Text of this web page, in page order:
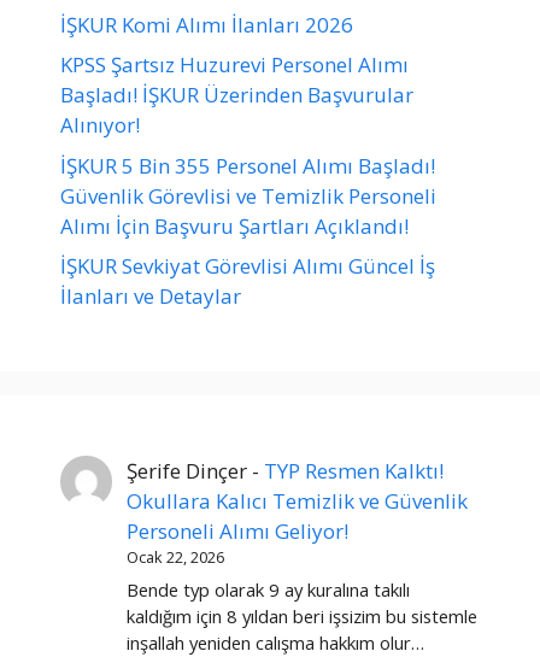
İŞKUR Komi Alımı İlanları 2026
KPSS Şartsız Huzurevi Personel Alımı
Başladı! İŞKUR Üzerinden Başvurular
Alınıyor!
İŞKUR 5 Bin 355 Personel Alımı Başladı!
Güvenlik Görevlisi ve Temizlik Personeli
Alımı İçin Başvuru Şartları Açıklandı!
İŞKUR Sevkiyat Görevlisi Alımı Güncel İş
İlanları ve Detaylar
Şerife Dinçer - TYP Resmen Kalktı!
Okullara Kalıcı Temizlik ve Güvenlik
Personeli Alımı Geliyor!
Ocak 22, 2026
Bende typ olarak 9 ay kuralına takılı
kaldığım için 8 yıldan beri işsizim bu sistemle
inşallah yeniden calışma hakkım olur…